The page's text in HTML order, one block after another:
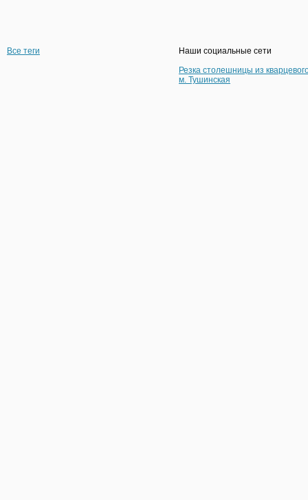
Все теги
Наши социальные сети
Резка столешницы из
м. Тушинская